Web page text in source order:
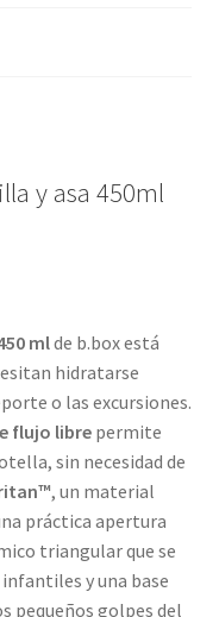
y asa 450ml
mlde b.box está
hidratarse
o las excursiones.
flujo librepermite
sin necesidad de
, un material
práctica apertura
triangular que se
y una base
pequeños golpes del